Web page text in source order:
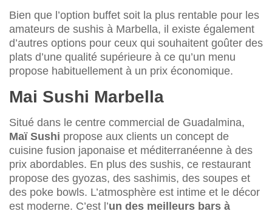
Bien que l’option buffet soit la plus rentable pour les
amateurs de sushis à Marbella, il existe également
d’autres options pour ceux qui souhaitent goûter des
plats d’une qualité supérieure à ce qu’un menu
propose habituellement à un prix économique.
Mai Sushi Marbella
Situé dans le centre commercial de Guadalmina,
Maï Sushi propose aux clients un concept de
cuisine fusion japonaise et méditerranéenne à des
prix abordables. En plus des sushis, ce restaurant
propose des gyozas, des sashimis, des soupes et
des poke bowls. L’atmosphère est intime et le décor
est moderne. C’est l’un des meilleurs bars à